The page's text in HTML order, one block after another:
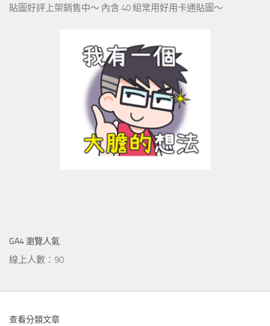
貼圖好評上架銷售中～ 內含 40 組常用好用卡通貼圖～
GA4 瀏覽人氣
線上人數：90
查看分類文章